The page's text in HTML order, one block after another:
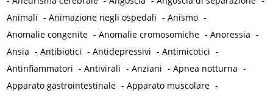
Animali -Animazione negli ospedali -Anismo -
Anomalie congenite -Anomalie cromosomiche -Anoressia -
Ansia -Antibiotici -Antidepressivi -Antimicotici -
Antinfiammatori -Antivirali -Anziani -Apnea notturna -
Apparato gastrointestinale -Apparato muscolare -